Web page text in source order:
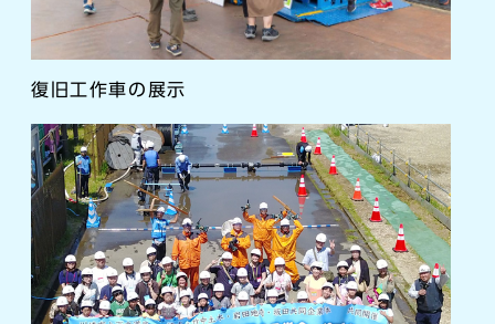
復旧工作車の展示